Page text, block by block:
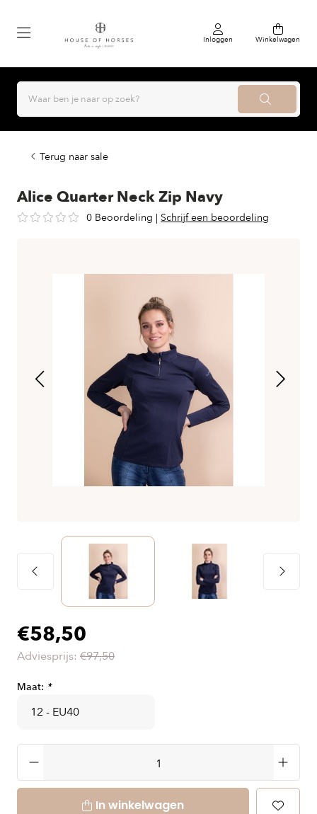
Inloggen Winkelwagen
Terug naar sale
Alice Quarter Neck Zip Navy
0 Beoordeling | Schrijf een beoordeling
€58,50
Adviesprijs: €97,50
Maat: *
In winkelwagen